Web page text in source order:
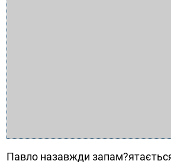
Павло назавжди